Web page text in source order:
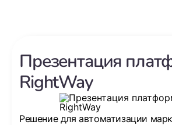
Презентация
RightWay
Решение для автоматизации